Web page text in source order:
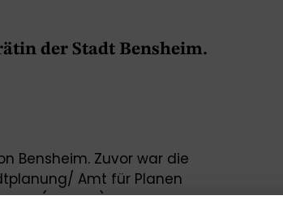
der Stadt Bensheim.
Bensheim. Zuvor war die
Amt für Planen